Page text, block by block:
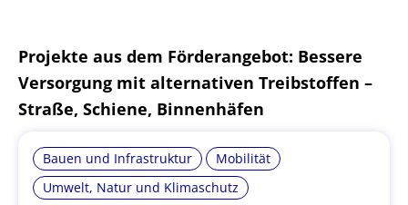
Projekte aus dem Förderangebot: Bessere
Versorgung mit alternativen Treibstoffen –
Straße, Schiene, Binnenhäfen
Bauen und Infrastruktur
Mobilität
Umwelt, Natur und Klimaschutz